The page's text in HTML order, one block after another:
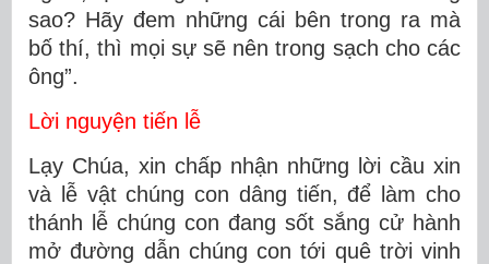
sao? Hãy đem những cái bên trong ra mà
bố thí, thì mọi sự sẽ nên trong sạch cho các
ông”.
Lời nguyện tiến lễ
Lạy Chúa, xin chấp nhận những lời cầu xin
và lễ vật chúng con dâng tiến, để làm cho
thánh lễ chúng con đang sốt sắng cử hành
mở đường dẫn chúng con tới quê trời vinh